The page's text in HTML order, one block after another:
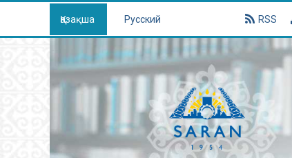
Қазақша Русский RSS